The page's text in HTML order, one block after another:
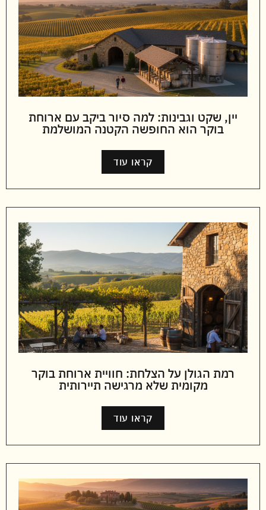
יין, שקט וגבינות: למה סיור ביקב עם ארוחת
בוקר הוא החופשה הקטנה המושלמת
קראו עוד
רמת הגולן על הצלחת: חוויית ארוחת בוקר
מקומית שלא מרגישה תיירותית
קראו עוד